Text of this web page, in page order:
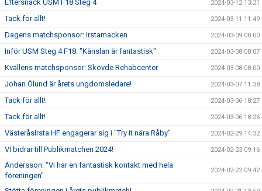
Eftersnack USM F18 Steg 4 2024-03-12 13:21
Tack för allt! 2024-03-11 11:49
Dagens matchsponsor: Irstamacken 2024-03-09 08:00
Inför USM Steg 4 F18: "Känslan är fantastisk" 2024-03-08 08:07
Kvällens matchsponsor: Skövde Rehabcenter 2024-03-08 08:00
Johan Ölund är årets ungdomsledare! 2024-03-07 11:38
Tack för allt! 2024-03-06 18:27
Tack för allt! 2024-03-06 18:26
VästeråsIrsta HF engagerar sig i "Try it nära Råby" 2024-02-29 14:32
VI bidrar till Publikmatchen 2024! 2024-02-23 09:16
Andersson: "Vi har en fantastisk kontakt med hela
föreningen"
2024-02-22 09:42